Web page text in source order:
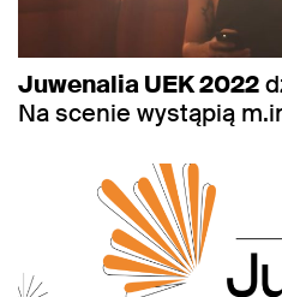
Juwenalia UEK 2022
Na scenie wystąpią